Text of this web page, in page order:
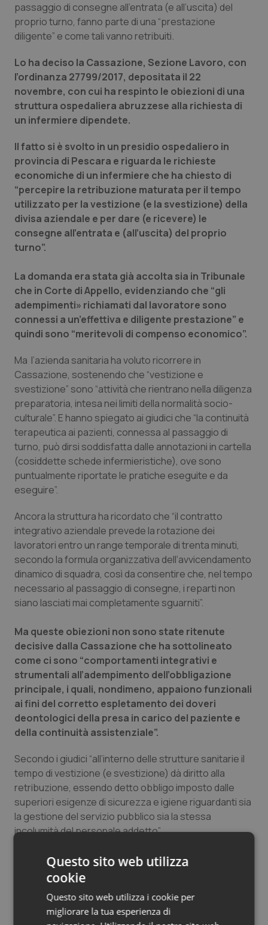
Liguria
Marche
Molise
Piemonte
Provincia Autonoma di Bolzano
Provincia Autonoma di Trento
Puglia
Sicilia
Toscana
Umbria
Valle D’Aosta
Veneto
Disturbi dell’umore
Donna & Salute
Epatiti
Infezioni & Febbre
Ipertensione & Scompenso
Malattie rare
Neuroscienze & patologie neurodegenerative
Obesità
Oftalmologia
Oncodermatologia
Oncoematologia
Oncologia & Nutrizione
Psoriasi & pelle
Quotidiano Cardiologia
Quotidiano Chirurgia
Quotidiano Oncologia
Quotidiano Pediatria
Rene & patologie urogenitali
Salute orale & impianti
Sangue & coagulazione
Tiroide
Tumore al seno
Tumore ovarico
Tumori del Polmone & Testa Collo
Tumori gastrointestinali
Vaccini
passaggio di consegne all’entrata (e all’uscita) del
proprio turno, fanno parte di una “prestazione
diligente” e come tali vanno retribuiti.
Lo ha deciso la Cassazione, Sezione Lavoro, con
l’ordinanza 27799/2017, depositata il 22
novembre, con cui ha respinto le obiezioni di una
struttura ospedaliera abruzzese alla richiesta di
un infermiere dipendete.
Il fatto si è svolto in un presidio ospedaliero in
provincia di Pescara e riguarda le richieste
economiche di un infermiere che ha chiesto di
“percepire la retribuzione maturata per il tempo
utilizzato per la vestizione (e la svestizione) della
divisa aziendale e per dare (e ricevere) le
consegne all’entrata e (all’uscita) del proprio
turno”.
La domanda era stata già accolta sia in Tribunale
che in Corte di Appello, evidenziando che “gli
adempimenti» richiamati dal lavoratore sono
connessi a un’effettiva e diligente prestazione” e
quindi sono “meritevoli di compenso economico”.
Ma l’azienda sanitaria ha voluto ricorrere in
Cassazione, sostenendo che “vestizione e
svestizione” sono “attività che rientrano nella diligenza
preparatoria, intesa nei limiti della normalità socio-
culturale”. E hanno spiegato ai giudici che “la continuità
terapeutica ai pazienti, connessa al passaggio di
turno, può dirsi soddisfatta dalle annotazioni in cartella
(cosiddette schede infermieristiche), ove sono
puntualmente riportate le pratiche eseguite e da
eseguire”.
Ancora la struttura ha ricordato che “il contratto
integrativo aziendale prevede la rotazione dei
lavoratori entro un range temporale di trenta minuti,
secondo la formula organizzativa dell‘avvicendamento
dinamico di squadra, così da consentire che, nel tempo
necessario al passaggio di consegne, i reparti non
siano lasciati mai completamente sguarniti”.
Ma queste obiezioni non sono state ritenute
decisive dalla Cassazione che ha sottolineato
come ci sono “comportamenti integrativi e
strumentali all’adempimento dell’obbligazione
principale, i quali, nondimeno, appaiono funzionali
ai fini del corretto espletamento dei doveri
deontologici della presa in carico del paziente e
della continuità assistenziale”.
Secondo i giudici “all’interno delle strutture sanitarie il
tempo di vestizione (e svestizione) dà diritto alla
retribuzione, essendo detto obbligo imposto dalle
superiori esigenze di sicurezza e igiene riguardanti sia
la gestione del servizio pubblico sia la stessa
incolumità del personale addetto”.
Il cambio di consegne nel passaggio di turno è,
secondo i giudici, “riferibile a una diligente
prestazione effettiva di lavoro”, e quindi “per la
funzione che è chiamata ad assolvere, lo scambio
di consegne va considerato, di per sé stesso,
Questo sito web utilizza
cookie
Questo sito web utilizza i cookie per
migliorare la tua esperienza di